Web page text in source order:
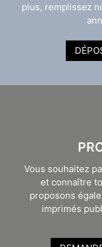
plus, remplissez
Vous souhaitez
et connaître
proposons
imprimés